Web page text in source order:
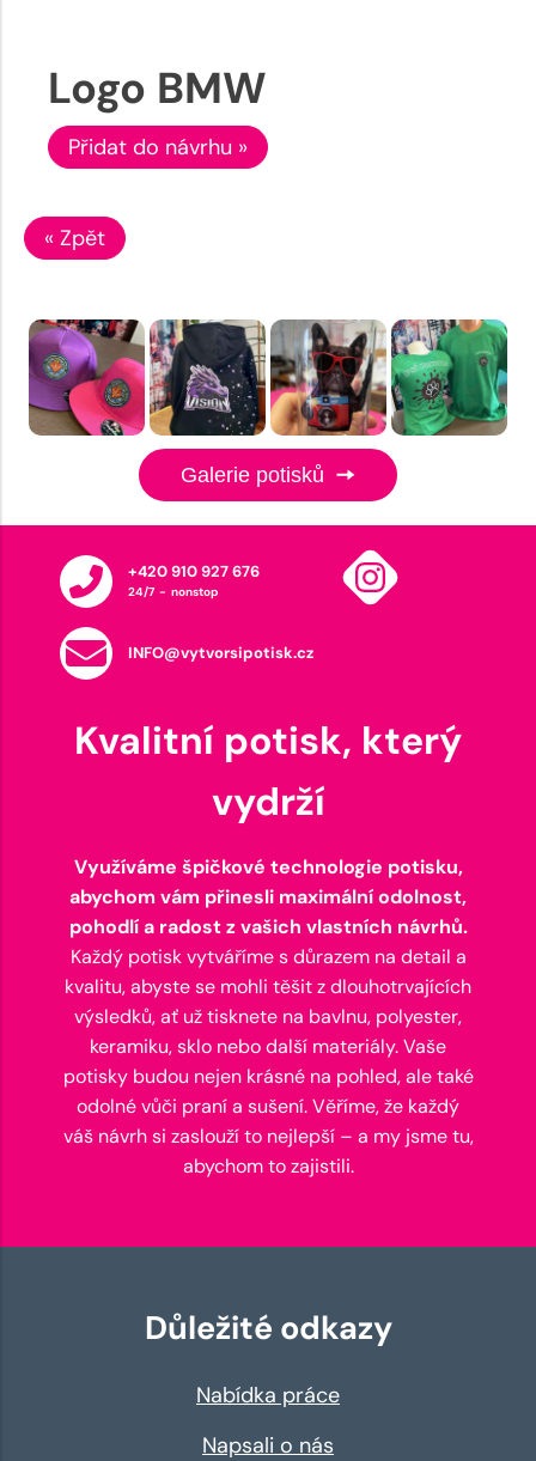
Logo BMW
Přidat do návrhu »
« Zpět
Galerie potisků
+420 910 927 676
24/7 - nonstop
INFO@vytvorsipotisk.cz
Kvalitní potisk, který
vydrží
Využíváme špičkové technologie potisku,
abychom vám přinesli maximální odolnost,
pohodlí a radost z vašich vlastních návrhů.
Každý potisk vytváříme s důrazem na detail a
kvalitu, abyste se mohli těšit z dlouhotrvajících
výsledků, ať už tisknete na bavlnu, polyester,
keramiku, sklo nebo další materiály. Vaše
potisky budou nejen krásné na pohled, ale také
odolné vůči praní a sušení. Věříme, že každý
váš návrh si zaslouží to nejlepší – a my jsme tu,
abychom to zajistili.
Důležité odkazy
Nabídka práce
Napsali o nás